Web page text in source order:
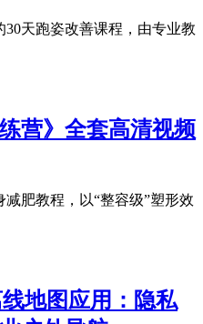
天跑姿改善课程，由专业教
营》全套高清视频
肥教程，以“整容级”塑形效
地图应用：隐私